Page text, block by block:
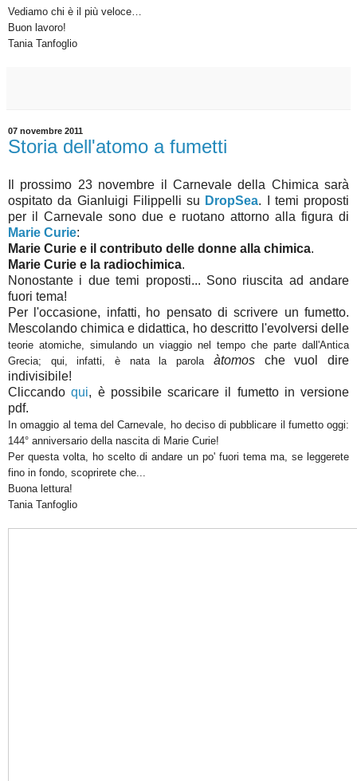
Vediamo chi è il più veloce…
Buon lavoro!
Tania Tanfoglio
07 novembre 2011
Storia dell'atomo a fumetti
Il prossimo 23 novembre il Carnevale della Chimica sarà
ospitato da Gianluigi Filippelli su DropSea. I temi proposti
per il Carnevale sono due e ruotano attorno alla figura di
Marie Curie:
Marie Curie e il contributo delle donne alla chimica.
Marie Curie e la radiochimica.
Nonostante i due temi proposti... Sono riuscita ad andare
fuori tema!
Per l'occasione, infatti, ho pensato di scrivere un fumetto.
Mescolando chimica e didattica, ho descritto l'evolversi delle
teorie atomiche, simulando un viaggio nel tempo che parte dall'Antica
Grecia; qui, infatti, è nata la parola àtomos che vuol dire
indivisibile!
Cliccandoqui, è possibile scaricare il fumetto in versione
pdf.
In omaggio al tema del Carnevale, ho deciso di pubblicare il fumetto oggi:
144° anniversario della nascita di Marie Curie!
Per questa volta, ho scelto di andare un po' fuori tema ma, se leggerete
fino in fondo, scoprirete che...
Buona lettura!
Tania Tanfoglio